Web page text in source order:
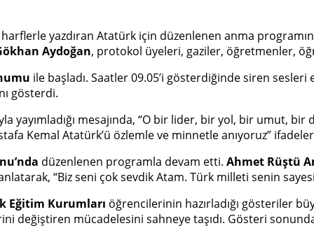
harflerle yazdıran Atatürk için düzenlenen anma
Aydoğan, protokol üyeleri, gaziler, öğretmenler,
ile başladı. Saatler 09.05’i gösterdiğinde siren
gösterdi.
yayımladığı mesajında, “O bir lider, bir yol, bir umut,
Kemal Atatürk’ü özlemle ve minnetle anıyoruz”
düzenlenen programla devam etti. Ahmet Rüştü
“Biz seni çok sevdik Atam. Türk milleti senin
Eğitim Kurumları öğrencilerinin hazırladığı gösteriler
değiştiren mücadelesini sahneye taşıdı. Gösteri